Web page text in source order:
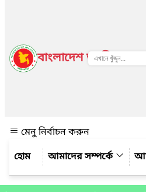
বাংলাদেশ জাতীয় তথ্য
মেনু নির্বাচন করুন
আমাদের সম্পর্কে